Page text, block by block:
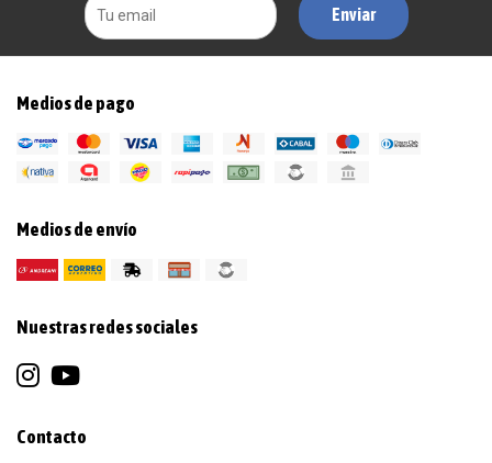
Enviar
Medios de pago
Medios de envío
Nuestras redes sociales
Contacto